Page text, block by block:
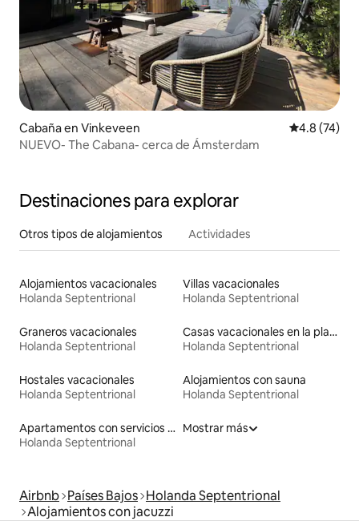
Cabaña en Vinkeveen Calificación
4.8 (74)
NUEVO- The Cabana- cerca de Ámsterdam
Destinaciones para explorar
Otros tipos de alojamientos Actividades
Alojamientos vacacionales
Holanda Septentrional
Villas vacacionales
Holanda Septentrional
Graneros vacacionales
Holanda Septentrional
Casas vacacionales en la playa
Holanda Septentrional
Hostales vacacionales
Holanda Septentrional
Alojamientos con sauna
Holanda Septentrional
Apartamentos con servicios incluidos vacacionales
Holanda Septentrional
Mostrar más
Airbnb Países Bajos Holanda Septentrional
Alojamientos con jacuzzi